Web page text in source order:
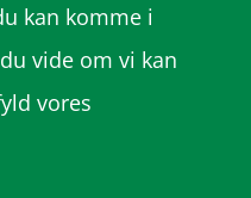
kan komme i
vide om vi kan
vores